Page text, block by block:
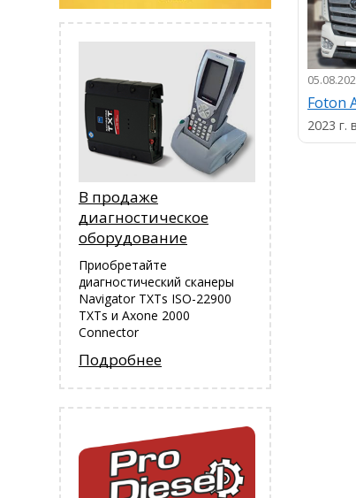
В продаже
диагностическое
оборудование
Приобретайте
диагностический сканеры
Navigator TXTs ISO-22900
TXTs и Аxone 2000
Connector
Подробнее
Foton
2023 г.